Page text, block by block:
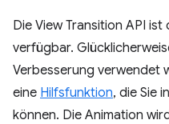
Die View Transition API
verfügbar.
Verbesserung verwendet
eine Hilfsfunktion, die Sie
können. Die Animation